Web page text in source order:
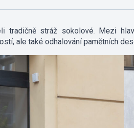
tradičně stráž sokolové. Mezi
ale také odhalování pamětních